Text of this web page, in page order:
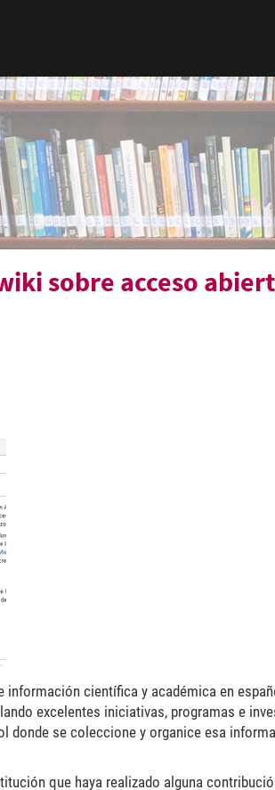
sobre acceso
información científica y académica en
excelentes iniciativas, programas e
se coleccione y organice esa
que haya realizado alguna